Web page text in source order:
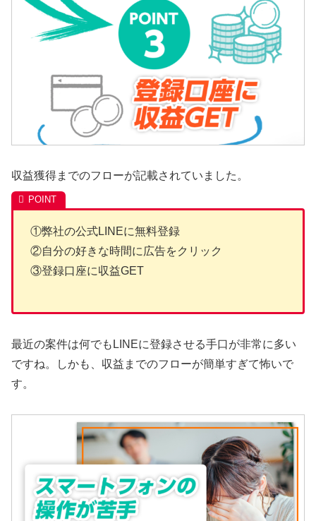
収益獲得までのフローが記載されていました。
①弊社の公式LINEに無料登録
②自分の好きな時間に広告をクリック
③登録口座に収益GET
最近の案件は何でもLINEに登録させる手口が非常に多い
ですね。しかも、収益までのフローが簡単すぎて怖いで
す。